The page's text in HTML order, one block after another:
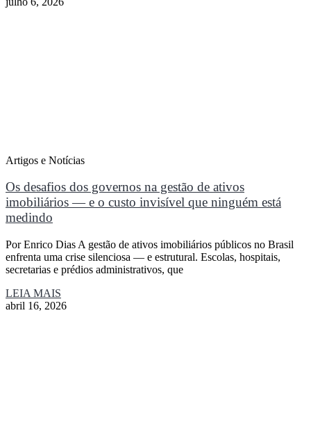
Artigos e Notícias
Os desafios dos governos na gestão de ativos
imobiliários — e o custo invisível que ninguém está
medindo
Por Enrico Dias A gestão de ativos imobiliários públicos no Brasil
enfrenta uma crise silenciosa — e estrutural. Escolas, hospitais,
secretarias e prédios administrativos, que
LEIA MAIS
abril 16, 2026